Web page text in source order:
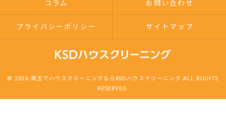
コラム お問い合わせ
プライバシーポリシー サイトマップ
© 2026 埼玉でハウスクリーニングならKSDハウスクリーニング ALL RIGHTS
RESERVED.